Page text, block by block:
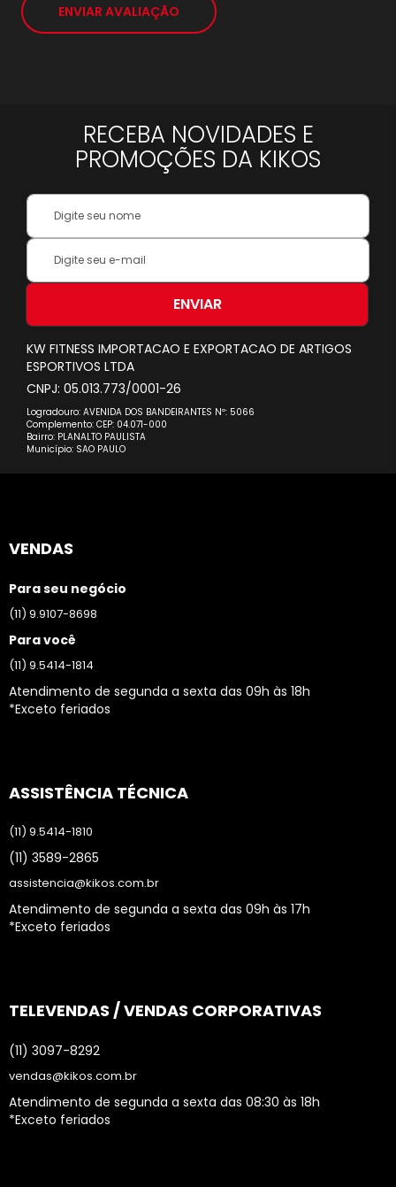
ENVIAR AVALIAÇÃO
RECEBA NOVIDADES E
PROMOÇÕES DA KIKOS
Your
Name:
Inscreva-
na
Newsletter:
ENVIAR
KW FITNESS IMPORTACAO E EXPORTACAO DE ARTIGOS
ESPORTIVOS LTDA
CNPJ: 05.013.773/0001-26
Logradouro: AVENIDA DOS BANDEIRANTES Nº: 5066
Complemento: CEP: 04.071-000
Bairro: PLANALTO PAULISTA
Município: SAO PAULO
VENDAS
Para seu negócio
(11) 9.9107-8698
Para você
(11) 9.5414-1814
Atendimento de segunda a sexta das 09h às 18h
*Exceto feriados
ASSISTÊNCIA TÉCNICA
(11) 9.5414-1810
(11) 3589-2865
assistencia@kikos.com.br
Atendimento de segunda a sexta das 09h às 17h
*Exceto feriados
TELEVENDAS / VENDAS CORPORATIVAS
(11) 3097-8292
vendas@kikos.com.br
Atendimento de segunda a sexta das 08:30 às 18h
*Exceto feriados